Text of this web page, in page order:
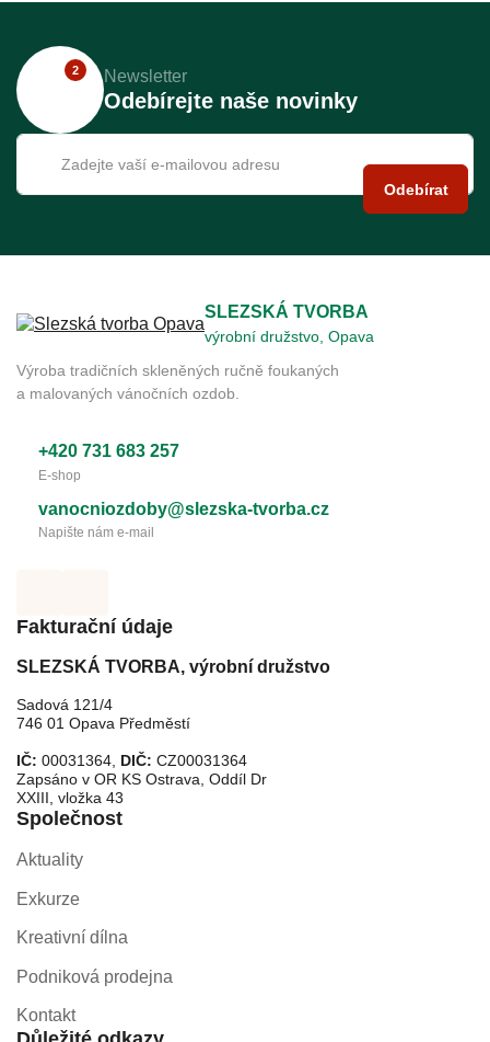
2 Newsletter
Odebírejte naše novinky
Odebírat
SLEZSKÁ TVORBA
výrobní družstvo, Opava
Výroba tradičních skleněných ručně foukaných
a malovaných vánočních ozdob.
+420 731 683 257
E-shop
vanocniozdoby@slezska-tvorba.cz
Napište nám e-mail
Fakturační údaje
SLEZSKÁ TVORBA, výrobní družstvo
Sadová 121/4
746 01 Opava Předměstí
IČ: 00031364, DIČ: CZ00031364
Zapsáno v OR KS Ostrava, Oddíl Dr
XXIII, vložka 43
Společnost
Aktuality
Exkurze
Kreativní dílna
Podniková prodejna
Kontakt